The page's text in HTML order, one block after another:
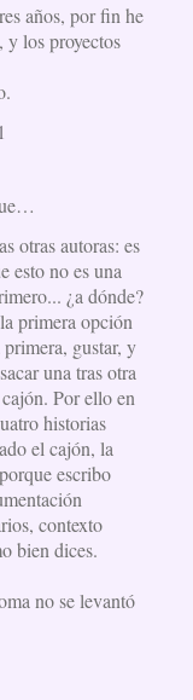
años, por fin he
los proyectos
otras autoras: es
esto no es una
¿a dónde?
primera opción
gustar, y
una tras otra
Por ello en
historias
el cajón, la
escribo
contexto
bien dices.
no se levantó